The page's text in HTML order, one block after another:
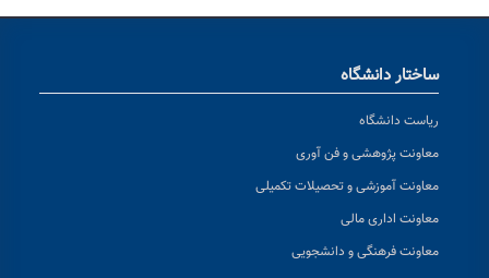
ساختار دانشگاه
ریاست دانشگاه
معاونت پژوهشی و فن آوری
معاونت آموزشی و تحصیلات تکمیلی
معاونت اداری مالی
معاونت فرهنگی و دانشجویی